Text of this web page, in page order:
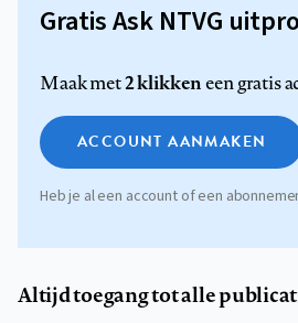
Gratis Ask NTVG
Maak met2 klikkeneen gratis
ACCOUNT AANMAKEN
Heb je al een account of een
Altijd toegang tot alle